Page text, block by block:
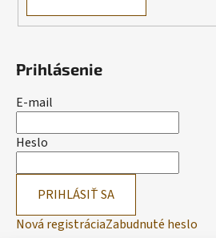
Prihlásenie
E-mail
Heslo
PRIHLÁSIŤ SA
Nová registráciaZabudnuté heslo